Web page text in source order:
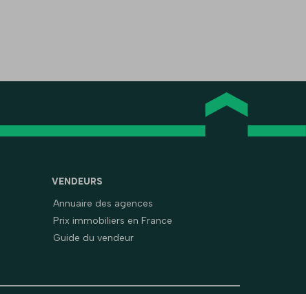
VENDEURS
Annuaire des agences
Prix immobiliers en France
Guide du vendeur